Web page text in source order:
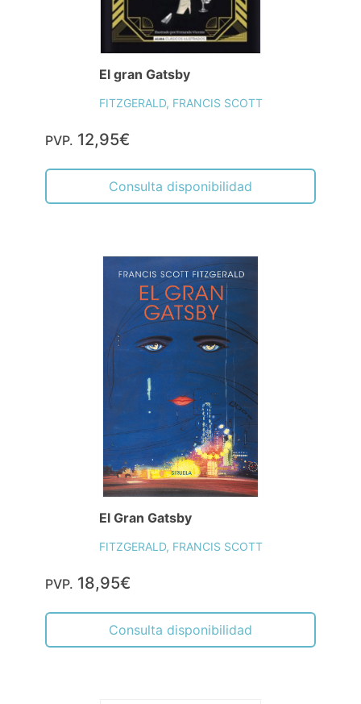
El gran Gatsby
FITZGERALD, FRANCIS SCOTT
PVP. 12,95€
Consulta disponibilidad
El Gran Gatsby
FITZGERALD, FRANCIS SCOTT
PVP. 18,95€
Consulta disponibilidad